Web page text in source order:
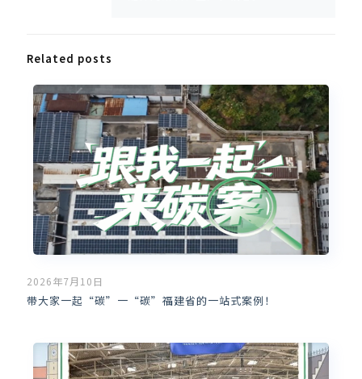
Related posts
2026年7月10日
带大家一起“碳”一“碳”福建省的一站式案例！